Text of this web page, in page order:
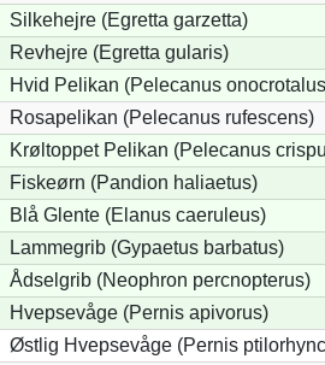
Silkehejre (Egretta garzetta)
Revhejre (Egretta gularis)
Hvid Pelikan (Pelecanus
Rosapelikan (Pelecanus rufescens)
Krøltoppet Pelikan (Pelecanus
Fiskeørn (Pandion haliaetus)
Blå Glente (Elanus caeruleus)
Lammegrib (Gypaetus barbatus)
Ådselgrib (Neophron percnopterus)
Hvepsevåge (Pernis apivorus)
Østlig Hvepsevåge (Pernis